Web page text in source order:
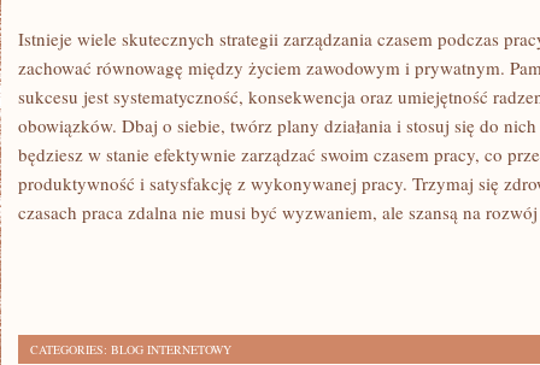
Istnieje ‌wiele skutecznych strategii zarządzania czasem​ podczas
zachować równowagę ‍między życiem zawodowym i prywatnym.
sukcesu jest systematyczność, ⁤konsekwencja oraz umiejętność
‌obowiązków.⁣ Dbaj o siebie, twórz plany działania i stosuj się do
będziesz w stanie efektywnie zarządzać swoim czasem pracy, co
produktywność i‍ satysfakcję z wykonywanej pracy. Trzymaj się
czasach praca zdalna‌ nie ‌musi być ‌wyzwaniem, ale szansą na
CATEGORIES: BLOG INTERNETOWY